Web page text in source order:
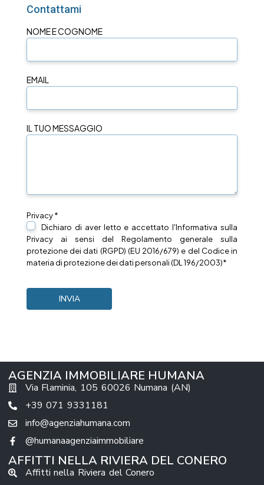
Contattami
NOME E COGNOME
EMAIL
IL TUO MESSAGGIO
Privacy *
Dichiaro di aver letto e accettato l'Informativa sulla
Privacy ai sensi del Regolamento generale sulla
protezione dei dati (RGPD) (EU 2016/679) e del Codice in
materia di protezione dei dati personali (DL 196/2003)*
AGENZIA IMMOBILIARE HUMANA
Via Flaminia, 105 60026 Numana (AN)
+39 071 9331181
info@agenziahumana.com
@humanaagenziaimmobiliare
AFFITTI NELLA RIVIERA DEL CONERO
Affitti nella Riviera del Conero